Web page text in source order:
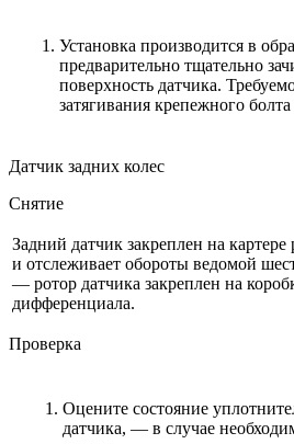
Установка производится в
предварительно тщательно
поверхность датчика.
затягивания крепежного болта
Датчик задних колес
Снятие
Задний датчик закреплен на картере
и отслеживает обороты ведомой
— ротор датчика закреплен на
дифференциала.
Проверка
Оцените состояние
датчика, — в случае